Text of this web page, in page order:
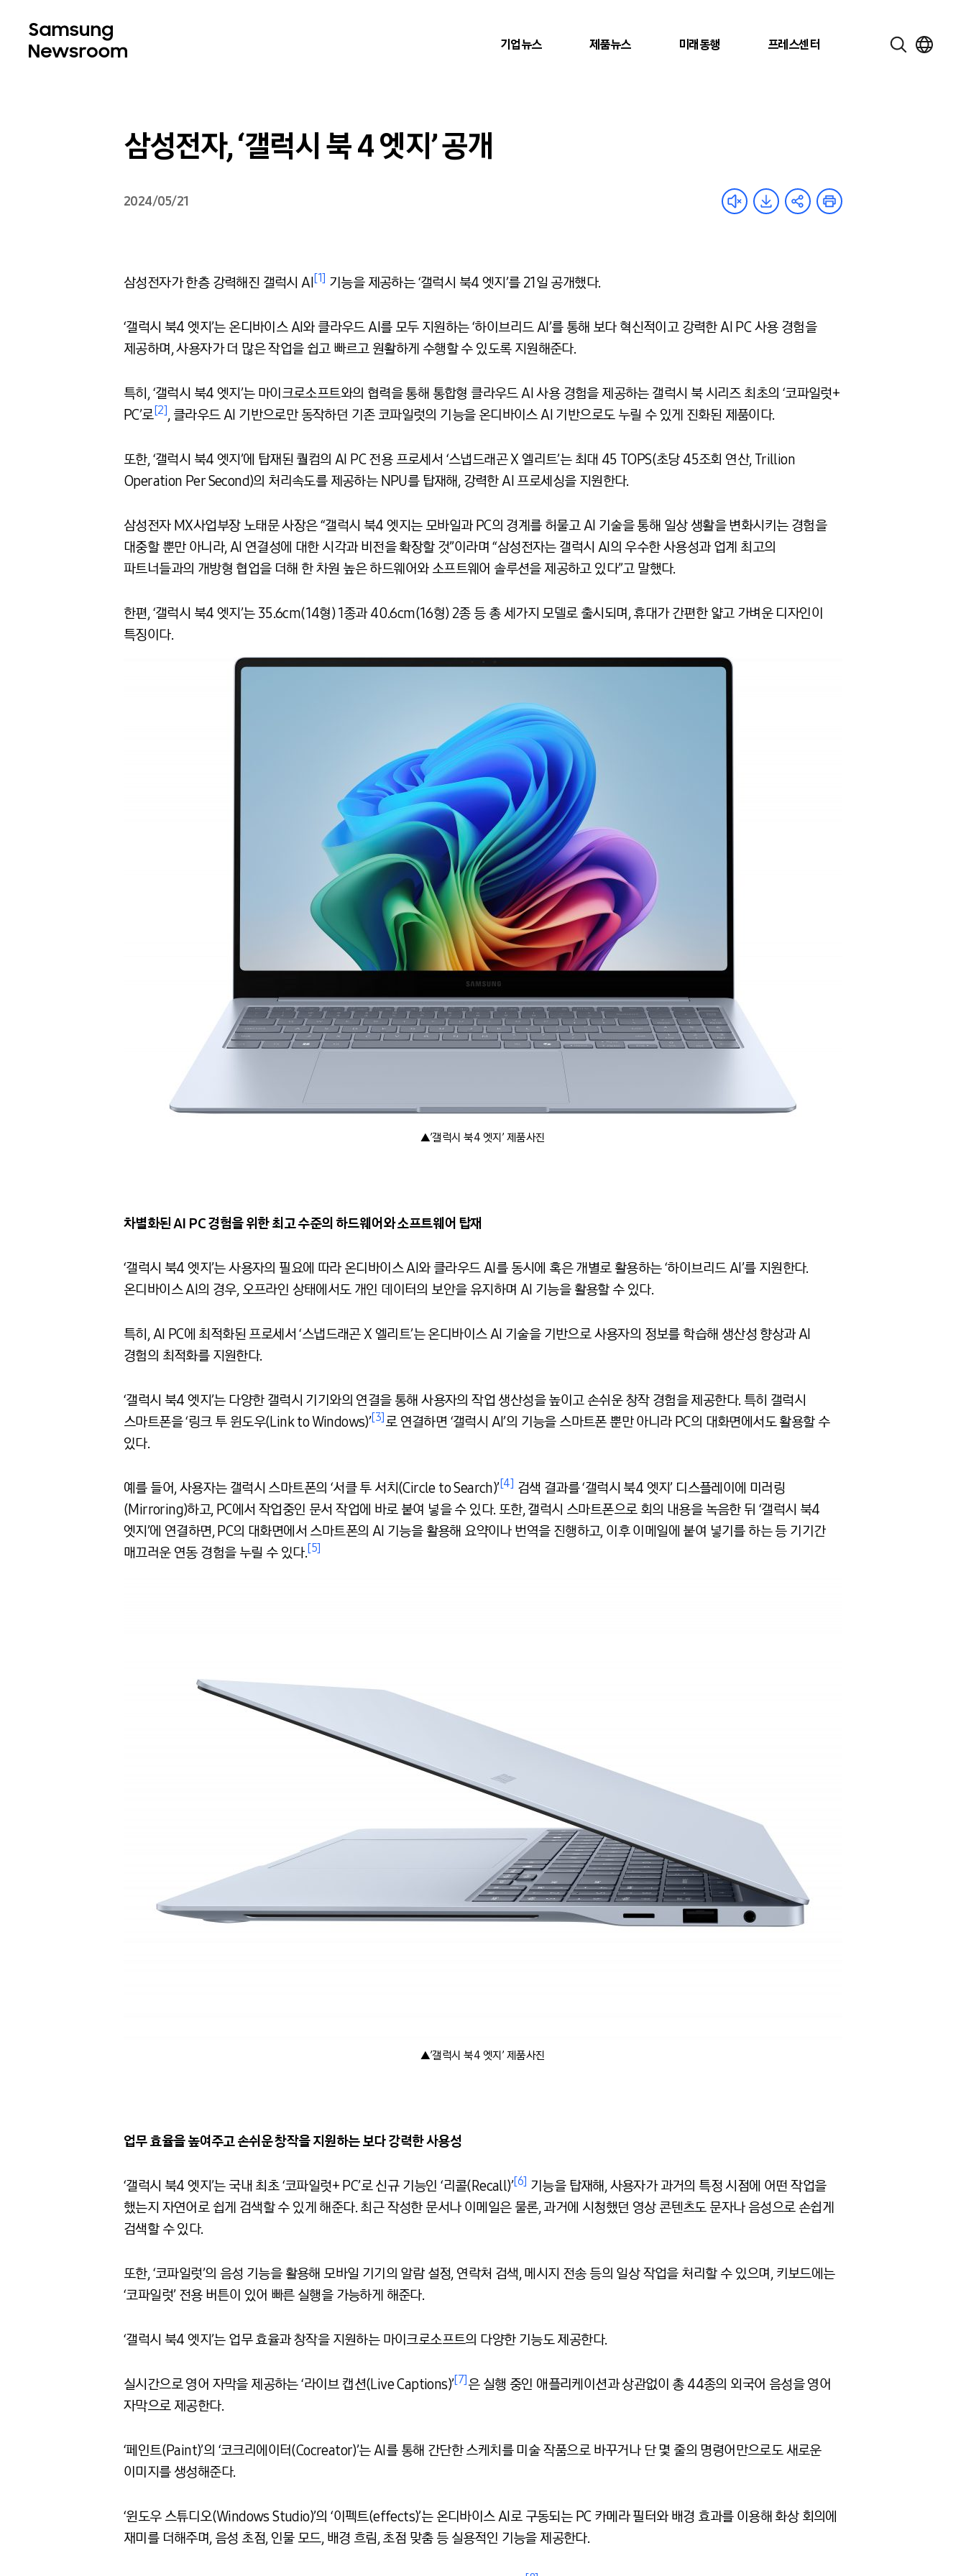
기업뉴스 제품뉴스 미래동행 프레스센터
삼성전자, ‘갤럭시 북 4 엣지’ 공개
2024/05/21
삼성전자가 한층 강력해진 갤럭시 AI[1] 기능을 제공하는 ‘갤럭시 북4 엣지’를 21일 공개했다.
‘갤럭시 북4 엣지’는 온디바이스 AI와 클라우드 AI를 모두 지원하는 ‘하이브리드 AI’를 통해 보다 혁신적이고 강력한 AI PC 사용 경험을
제공하며, 사용자가 더 많은 작업을 쉽고 빠르고 원활하게 수행할 수 있도록 지원해준다.
특히, ‘갤럭시 북4 엣지’는 마이크로소프트와의 협력을 통해 통합형 클라우드 AI 사용 경험을 제공하는 갤럭시 북 시리즈 최초의 ‘코파일럿+
PC’로[2], 클라우드 AI 기반으로만 동작하던 기존 코파일럿의 기능을 온디바이스 AI 기반으로도 누릴 수 있게 진화된 제품이다.
또한, ‘갤럭시 북4 엣지’에 탑재된 퀄컴의 AI PC 전용 프로세서 ‘스냅드래곤 X 엘리트’는 최대 45 TOPS(초당 45조회 연산, Trillion
Operation Per Second)의 처리속도를 제공하는 NPU를 탑재해, 강력한 AI 프로세싱을 지원한다.
삼성전자 MX사업부장 노태문 사장은 “갤럭시 북4 엣지는 모바일과 PC의 경계를 허물고 AI 기술을 통해 일상 생활을 변화시키는 경험을
대중할 뿐만 아니라, AI 연결성에 대한 시각과 비전을 확장할 것”이라며 “삼성전자는 갤럭시 AI의 우수한 사용성과 업계 최고의
파트너들과의 개방형 협업을 더해 한 차원 높은 하드웨어와 소프트웨어 솔루션을 제공하고 있다”고 말했다.
한편, ‘갤럭시 북4 엣지’는 35.6cm(14형) 1종과 40.6cm(16형) 2종 등 총 세가지 모델로 출시되며, 휴대가 간편한 얇고 가벼운 디자인이
특징이다.
▲’갤럭시 북4 엣지’ 제품사진
차별화된 AI PC 경험을 위한 최고 수준의 하드웨어와 소프트웨어 탑재
‘갤럭시 북4 엣지’는 사용자의 필요에 따라 온디바이스 AI와 클라우드 AI를 동시에 혹은 개별로 활용하는 ‘하이브리드 AI’를 지원한다.
온디바이스 AI의 경우, 오프라인 상태에서도 개인 데이터의 보안을 유지하며 AI 기능을 활용할 수 있다.
특히, AI PC에 최적화된 프로세서 ‘스냅드래곤 X 엘리트’는 온디바이스 AI 기술을 기반으로 사용자의 정보를 학습해 생산성 향상과 AI
경험의 최적화를 지원한다.
‘갤럭시 북4 엣지’는 다양한 갤럭시 기기와의 연결을 통해 사용자의 작업 생산성을 높이고 손쉬운 창작 경험을 제공한다. 특히 갤럭시
스마트폰을 ‘링크 투 윈도우(Link to Windows)’[3]로 연결하면 ‘갤럭시 AI’의 기능을 스마트폰 뿐만 아니라 PC의 대화면에서도 활용할 수
있다.
예를 들어, 사용자는 갤럭시 스마트폰의 ‘서클 투 서치(Circle to Search)’[4] 검색 결과를 ‘갤럭시 북4 엣지’ 디스플레이에 미러링
(Mirroring)하고, PC에서 작업중인 문서 작업에 바로 붙여 넣을 수 있다. 또한, 갤럭시 스마트폰으로 회의 내용을 녹음한 뒤 ‘갤럭시 북4
엣지’에 연결하면, PC의 대화면에서 스마트폰의 AI 기능을 활용해 요약이나 번역을 진행하고, 이후 이메일에 붙여 넣기를 하는 등 기기간
매끄러운 연동 경험을 누릴 수 있다.[5]
▲’갤럭시 북4 엣지’ 제품사진
업무 효율을 높여주고 손쉬운 창작을 지원하는 보다 강력한 사용성
‘갤럭시 북4 엣지’는 국내 최초 ‘코파일럿+ PC’로 신규 기능인 ‘리콜(Recall)’[6] 기능을 탑재해, 사용자가 과거의 특정 시점에 어떤 작업을
했는지 자연어로 쉽게 검색할 수 있게 해준다. 최근 작성한 문서나 이메일은 물론, 과거에 시청했던 영상 콘텐츠도 문자나 음성으로 손쉽게
검색할 수 있다.
또한, ‘코파일럿’의 음성 기능을 활용해 모바일 기기의 알람 설정, 연락처 검색, 메시지 전송 등의 일상 작업을 처리할 수 있으며, 키보드에는
‘코파일럿’ 전용 버튼이 있어 빠른 실행을 가능하게 해준다.
‘갤럭시 북4 엣지’는 업무 효율과 창작을 지원하는 마이크로소프트의 다양한 기능도 제공한다.
실시간으로 영어 자막을 제공하는 ‘라이브 캡션(Live Captions)’[7]은 실행 중인 애플리케이션과 상관없이 총 44종의 외국어 음성을 영어
자막으로 제공한다.
‘페인트(Paint)’의 ‘코크리에이터(Cocreator)’는 AI를 통해 간단한 스케치를 미술 작품으로 바꾸거나 단 몇 줄의 명령어만으로도 새로운
이미지를 생성해준다.
‘윈도우 스튜디오(Windows Studio)’의 ‘이펙트(effects)’는 온디바이스 AI로 구동되는 PC 카메라 필터와 배경 효과를 이용해 화상 회의에
재미를 더해주며, 음성 초점, 인물 모드, 배경 흐림, 초점 맞춤 등 실용적인 기능을 제공한다.